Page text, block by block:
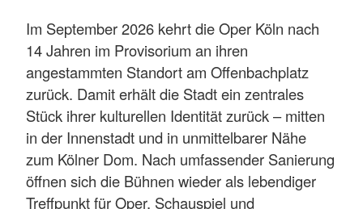
Im September 2026 kehrt die Oper Köln nach
14 Jahren im Provisorium an ihren
angestammten Standort am Offenbachplatz
zurück. Damit erhält die Stadt ein zentrales
Stück ihrer kulturellen Identität zurück – mitten
in der Innenstadt und in unmittelbarer Nähe
zum Kölner Dom. Nach umfassender Sanierung
öffnen sich die Bühnen wieder als lebendiger
Treffpunkt für Oper, Schauspiel und